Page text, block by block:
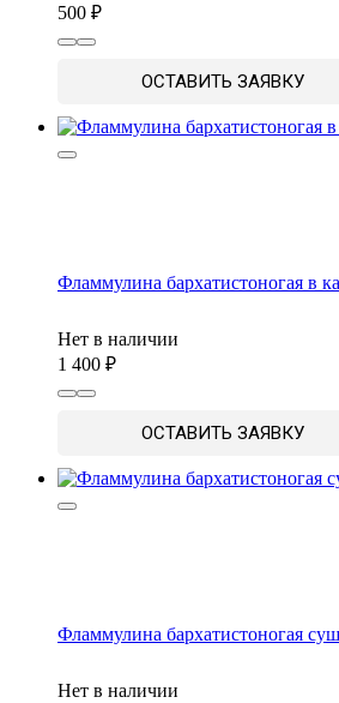
500
ОСТАВИТЬ ЗАЯВКУ
Фламмулина бархатистоногая в
Нет в наличии
1 400
ОСТАВИТЬ ЗАЯВКУ
Фламмулина бархатистоногая
Нет в наличии